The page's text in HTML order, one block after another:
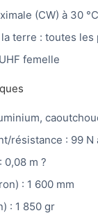
(CW) à 30
terre : toutes
femelle
résistance : 99 N
0,08 m ?
: 1 600 mm
: 1 850 gr